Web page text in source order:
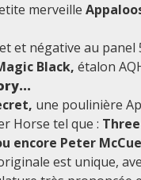
merveille
et négative au
Black, étalon
une poulinière
Horse tel que :
encore Peter McCue
est unique,